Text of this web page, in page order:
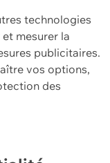
technologies
mesurer la
publicitaires.
vos options,
des